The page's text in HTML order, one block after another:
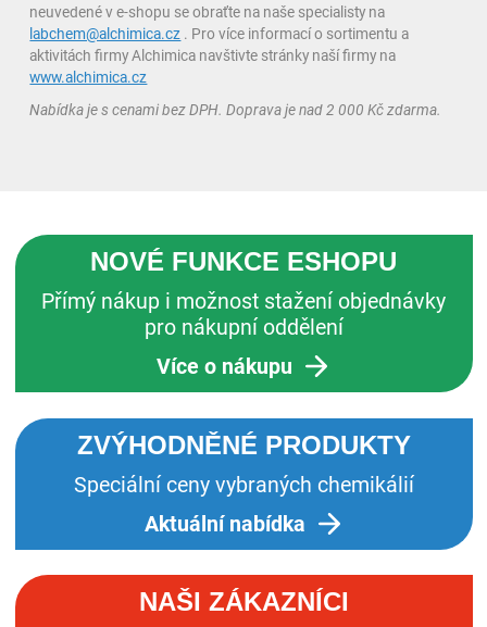
neuvedené v e-shopu se obraťte na naše specialisty na
labchem@alchimica.cz . Pro více informací o sortimentu a
aktivitách firmy Alchimica navštivte stránky naší firmy na
www.alchimica.cz
Nabídka je s cenami bez DPH. Doprava je nad 2 000 Kč zdarma.
NOVÉ FUNKCE ESHOPU
Přímý nákup i možnost stažení objednávky
pro nákupní oddělení
Více o nákupu
ZVÝHODNĚNÉ PRODUKTY
Speciální ceny vybraných chemikálií
Aktuální nabídka
NAŠI ZÁKAZNÍCI